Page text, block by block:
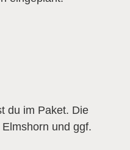
du im Paket. Die
und ggf.